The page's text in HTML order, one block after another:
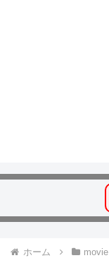
ホーム movie